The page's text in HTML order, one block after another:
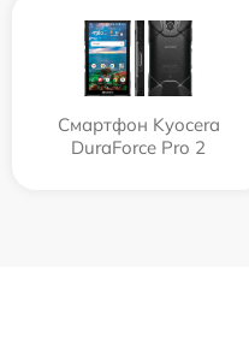
Смартфон Kyocera
DuraForce Pro 2